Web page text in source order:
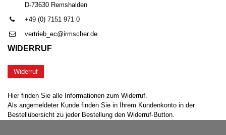
D-73630 Remshalden
+49 (0) 7151 971 0
vertrieb_ec@irmscher.de
WIDERRUF
Widerruf
Hier finden Sie alle Informationen zum Widerruf.
Als angemeldeter Kunde finden Sie in Ihrem Kundenkonto in der
Bestellübersicht zu jeder Bestellung den Widerruf-Button.